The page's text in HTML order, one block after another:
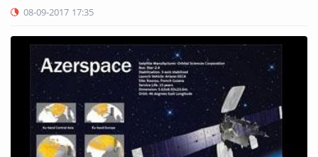
08-09-2017 17:35